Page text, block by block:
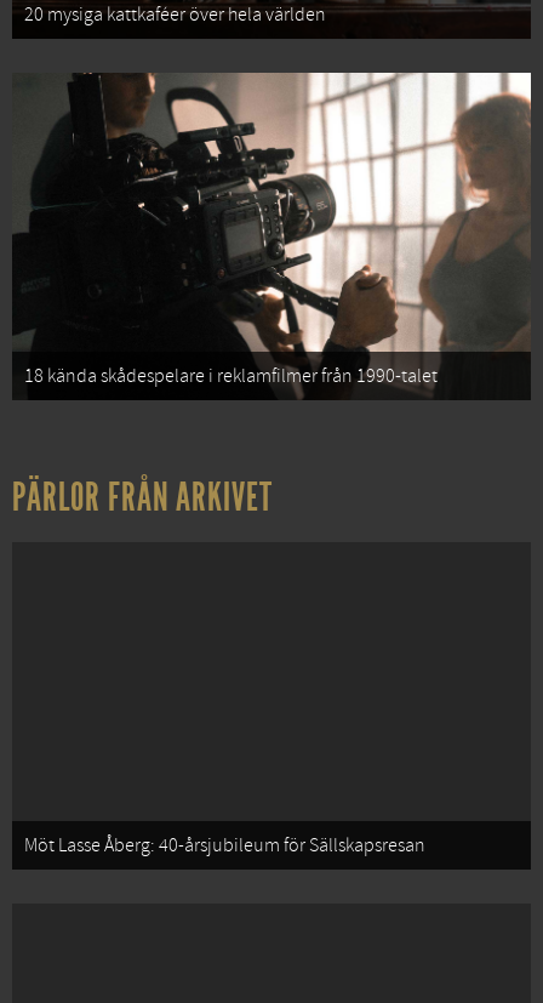
20 mysiga kattkaféer över hela världen
18 kända skådespelare i reklamfilmer från 1990-talet
PÄRLOR FRÅN ARKIVET
Möt Lasse Åberg: 40-årsjubileum för Sällskapsresan